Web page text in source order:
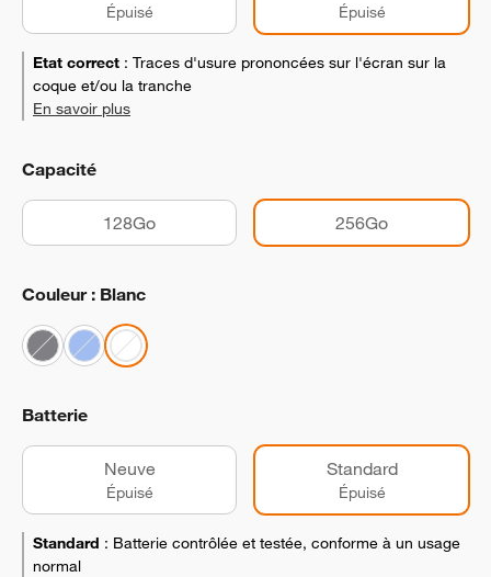
Épuisé Épuisé
Etat correct : Traces d'usure prononcées sur l'écran sur la
coque et/ou la tranche
En savoir plus
Capacité
128Go 256Go
Couleur : Blanc
Batterie
Neuve
Épuisé
Standard
Épuisé
Standard : Batterie contrôlée et testée, conforme à un usage
normal